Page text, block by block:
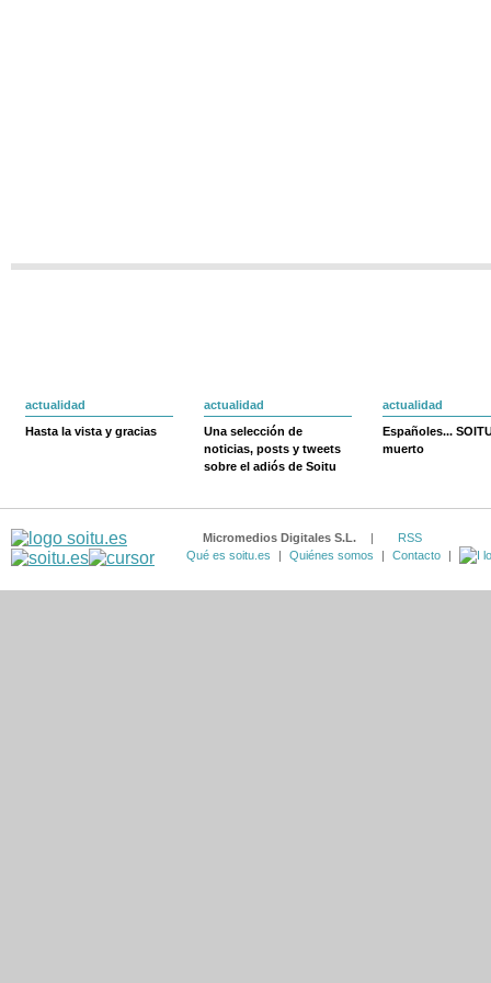
actualidad
Hasta la vista y gracias
actualidad
Una selección de
noticias, posts y tweets
sobre el adiós de Soitu
actualidad
Españoles...
muerto
Micromedios Digitales S.L. |
RSS
Qué es soitu.es
| Quiénes somos | Contacto |